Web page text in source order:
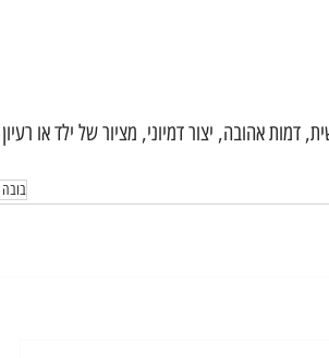
אהובה, יצור דמיוני, מציור של ילד או
בובה